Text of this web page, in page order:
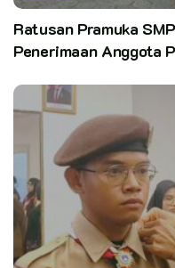
Satyaku Kudarmakan
Penulis: Pusinfo Kwarcab
Dokumentasi: SDN 008
Kata Kunci:
Ratusan Pramuka
Penerimaan Anggota